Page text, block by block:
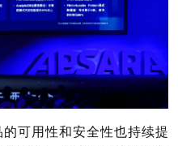
可用性和安全性也持续提